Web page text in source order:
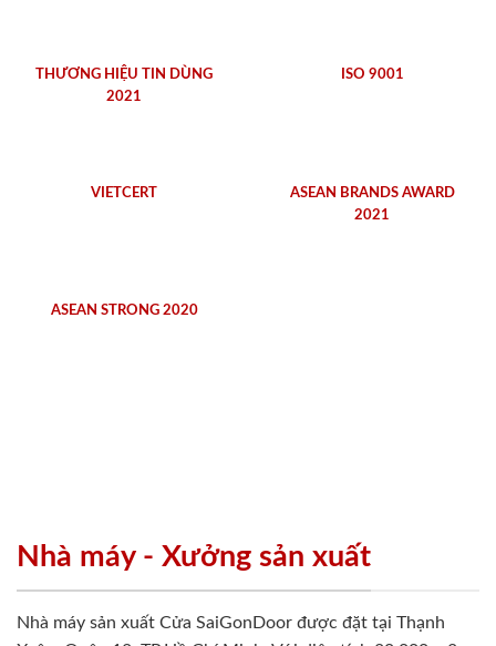
THƯƠNG HIỆU TIN DÙNG
2021
ISO 9001
VIETCERT
ASEAN BRANDS AWARD
2021
ASEAN STRONG 2020
Nhà máy - Xưởng sản xuất
Nhà máy sản xuất Cửa SaiGonDoor được đặt tại Thạnh